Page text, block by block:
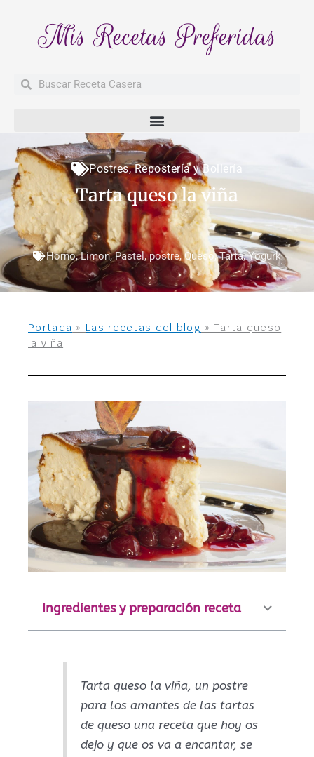
Mis Recetas Preferidas
BuscarBuscar
Postres,Repostería y Bollería
Tarta queso la viña
Horno,Limon,Pastel,postre,Queso,Tarta,Yogurk
Portada » Las recetas del blog » Tarta queso
la viña
Ingredientes y preparación receta
Tarta queso la viña, un postre
para los amantes de las tartas
de queso una receta que hoy os
dejo y que os va a encantar, se